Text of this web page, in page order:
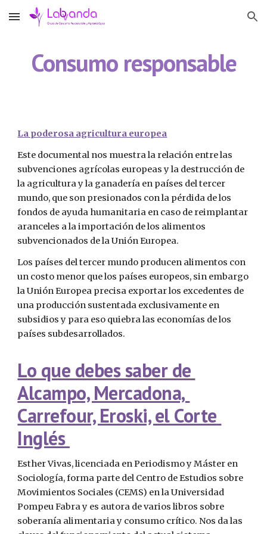
Skip to main content Skip to navigation
Consumo responsable
La poderosa agricultura europea
Este documental nos muestra la relación entre las
subvenciones agrícolas europeas y la destrucción de
la agricultura y la ganadería en países del tercer
mundo, que son presionados con la pérdida de los
fondos de ayuda humanitaria en caso de reimplantar
aranceles a la importación de los alimentos
subvencionados de la Unión Europea.
Los países del tercer mundo producen alimentos con
un costo menor que los países europeos, sin embargo
la Unión Europea precisa exportar los excedentes de
una producción sustentada exclusivamente en
subsidios y para eso quiebra las economías de los
países subdesarrollados.
Lo que debes saber de
Alcampo, Mercadona,
Carrefour, Eroski, el Corte
Inglés
Esther Vivas, licenciada en Periodismo y Máster en
Sociología, forma parte del Centro de Estudios sobre
Movimientos Sociales (CEMS) en la Universidad
Pompeu Fabra y es autora de varios libros sobre
soberanía alimentaria y consumo crítico. Nos da las